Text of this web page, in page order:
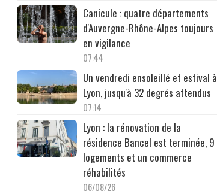
Canicule : quatre départements
d'Auvergne-Rhône-Alpes toujours
en vigilance
07:44
Un vendredi ensoleillé et estival à
Lyon, jusqu'à 32 degrés attendus
07:14
Lyon : la rénovation de la
résidence Bancel est terminée, 9
logements et un commerce
réhabilités
06/08/26